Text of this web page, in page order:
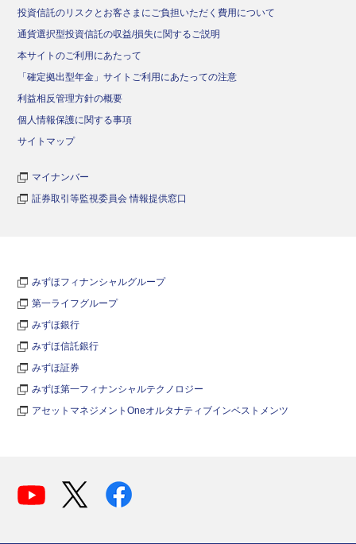
投資信託のリスクとお客さまにご負担いただく費用について
通貨選択型投資信託の収益/損失に関するご説明
本サイトのご利用にあたって
「確定拠出型年金」サイトご利用にあたっての注意
利益相反管理方針の概要
個人情報保護に関する事項
サイトマップ
マイナンバー
証券取引等監視委員会 情報提供窓口
みずほフィナンシャルグループ
第一ライフグループ
みずほ銀行
みずほ信託銀行
みずほ証券
みずほ第一フィナンシャルテクノロジー
アセットマネジメントOneオルタナティブインベストメンツ